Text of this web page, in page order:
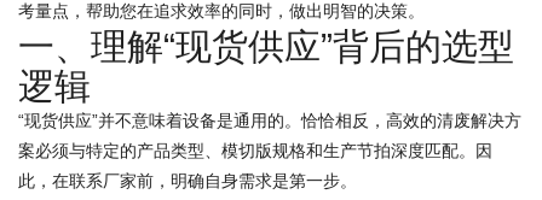
考量点，帮助您在追求效率的同时，做出明智的决策。
一、理解“现货供应”背后的选型
逻辑
“现货供应”并不意味着设备是通用的。恰恰相反，高效的清废解决方
案必须与特定的产品类型、模切版规格和生产节拍深度匹配。因
此，在联系厂家前，明确自身需求是第一步。